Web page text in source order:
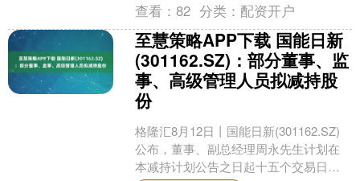
查看：82 分类： 配资开户
至慧策略APP下载 国能日新
(301162.SZ)：部分董事、监
事、高级管理人员拟减持股
份
格隆汇8月12日丨国能日新(301162.SZ)
公布，董事、副总经理周永先生计划在
本减持计划公告之日起十五个交易日后